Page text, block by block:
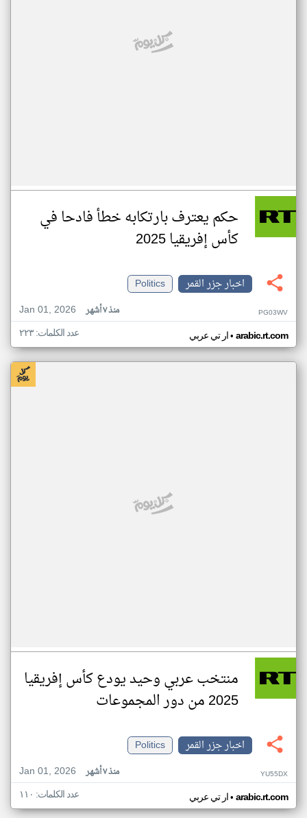
حكم يعترف بارتكابه خطأ فادحا في
كأس إفريقيا 2025
اخبار جزر القمر
Politics
Jan 01, 2026
منذ ٧ أشهر PG03WV
ار تي عربي• arabic.rt.com عدد الكلمات: ٢٢٣
منتخب عربي وحيد يودع كأس إفريقيا
2025 من دور المجموعات
اخبار جزر القمر
Politics
Jan 01, 2026
منذ ٧ أشهر YU55DX
ار تي عربي• arabic.rt.com عدد الكلمات: ١١٠